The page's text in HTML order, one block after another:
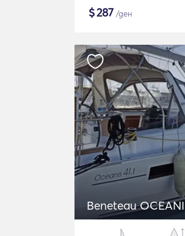
$287 /ден
Beneteau